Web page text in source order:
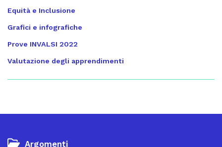
Equità e Inclusione
Grafici e infografiche
Prove INVALSI 2022
Valutazione degli apprendimenti
Argomenti